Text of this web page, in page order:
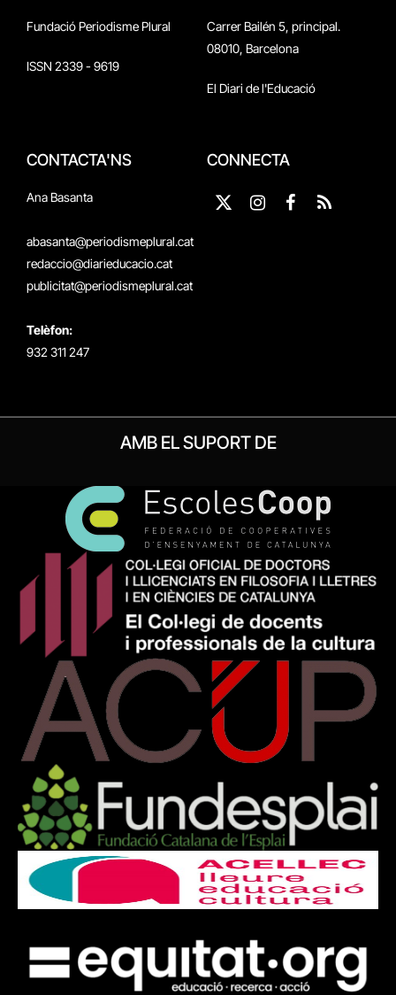
Fundació Periodisme Plural
ISSN 2339 - 9619
Carrer Bailén 5, principal.
08010, Barcelona
El Diari de l'Educació
CONTACTA'NS
Ana Basanta
abasanta@periodismeplural.cat
redaccio@diarieducacio.cat
publicitat@periodismeplural.cat
Telèfon:
932 311 247
CONNECTA
X
Instagram
Facebook
RSS
AMB EL SUPORT DE